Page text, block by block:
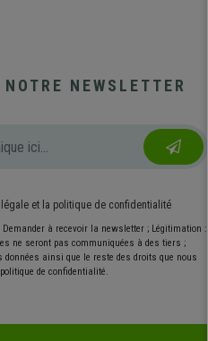
NEWSLETTER
légale et la politique de confidentialité
Demander à recevoir la newsletter ; Légitimation :
ne seront pas communiquées à des tiers ;
ainsi que le reste des droits que nous
de confidentialité.